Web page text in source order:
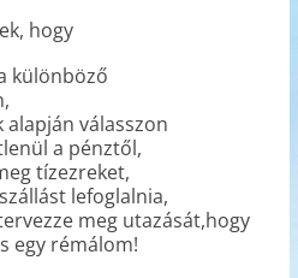
hogy
különböző
válasszon
a pénztől,
tízezreket,
lefoglalnia,
meg utazását,hogy
egy rémálom!